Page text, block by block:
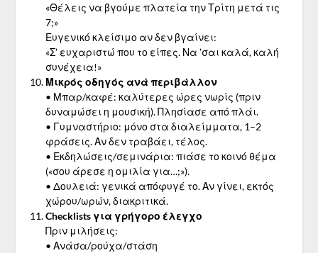
«Θέλεις να βγούμε πλατεία την Τρίτη μετά τις
7;»
Ευγενικό κλείσιμο αν δεν βγαίνει:
«Σ’ ευχαριστώ που το είπες. Να ’σαι καλά, καλή
συνέχεια!»
Μικρός οδηγός ανά περιβάλλον
• Μπαρ/καφέ: καλύτερες ώρες νωρίς (πριν
δυναμώσει η μουσική). Πλησίασε από πλάι.
• Γυμναστήριο: μόνο στα διαλείμματα, 1–2
φράσεις. Αν δεν τραβάει, τέλος.
• Εκδηλώσεις/σεμινάρια: πιάσε το κοινό θέμα
(«σου άρεσε η ομιλία για…;»).
• Δουλειά: γενικά απόφυγέ το. Αν γίνει, εκτός
χώρου/ωρών, διακριτικά.
Checklists για γρήγορο έλεγχο
Πριν μιλήσεις:
• Ανάσα/ρούχα/στάση